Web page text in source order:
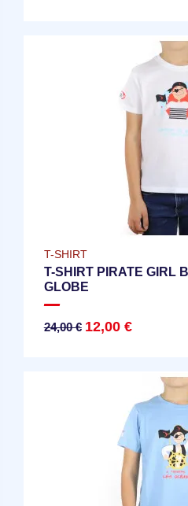
T-SHIRT
T-SHIRT PIRATE GIRL
GLOBE
24,00 € 12,00 €